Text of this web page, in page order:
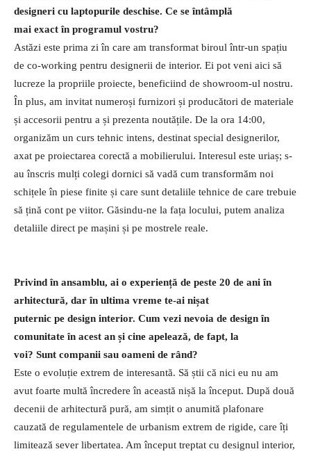
designeri cu laptopurile deschise. Ce se întâmplă
mai exact în programul vostru?
Astăzi este prima zi în care am transformat biroul într-un spațiu
de co-working pentru designerii de interior. Ei pot veni aici să
lucreze la propriile proiecte, beneficiind de showroom-ul nostru.
În plus, am invitat numeroși furnizori și producători de materiale
și accesorii pentru a și prezenta noutățile. De la ora 14:00,
organizăm un curs tehnic intens, destinat special designerilor,
axat pe proiectarea corectă a mobilierului. Interesul este uriaș; s-
au înscris mulți colegi dornici să vadă cum transformăm noi
schițele în piese finite și care sunt detaliile tehnice de care trebuie
să țină cont pe viitor. Găsindu-ne la fața locului, putem analiza
detaliile direct pe mașini și pe mostrele reale.
Privind în ansamblu, ai o experiență de peste 20 de ani în
arhitectură, dar în ultima vreme te-ai nișat
puternic pe design interior. Cum vezi nevoia de design în
comunitate în acest an și cine apelează, de fapt, la
voi? Sunt companii sau oameni de rând?
Este o evoluție extrem de interesantă. Să știi că nici eu nu am
avut foarte multă încredere în această nișă la început. După două
decenii de arhitectură pură, am simțit o anumită plafonare
cauzată de regulamentele de urbanism extrem de rigide, care îți
limitează sever libertatea. Am început treptat cu designul interior,